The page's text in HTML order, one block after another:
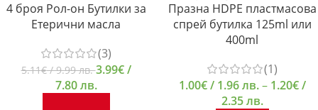
4 броя Рол-он Бутилки за
Етерични масла
(3)
5.11€/ 9.99 лв.3.99€/
7.80 лв.
Празна HDPE пластмасова
спрей бутилка 125ml или
400ml
(1)
1.00€/ 1.96 лв.– 1.20€/
2.35 лв.